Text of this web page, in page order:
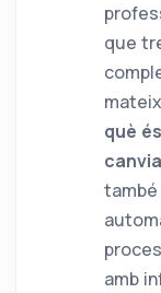
que
què
amb